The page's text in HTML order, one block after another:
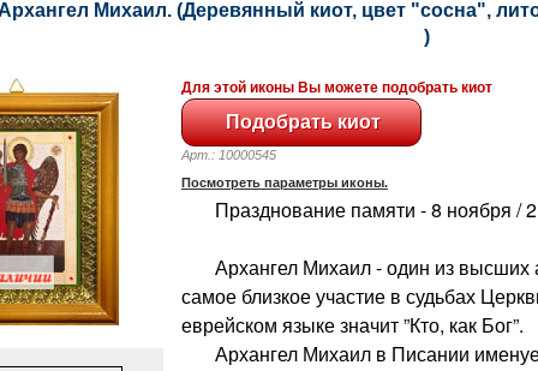
Михаил. (Деревянный киот, цвет "сосна",
)
Для этой иконы Вы можете подобрать киот
Арт.: 10000545
Посмотреть параметры иконы.
Празднование памяти - 8 ноября /
Архангел Михаил - один из высших
самое близкое участие в судьбах
еврейском языке значит ”Кто, как Бог”.
Архангел Михаил в Писании